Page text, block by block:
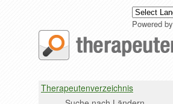
Powered by
Therapeutenverzeichnis